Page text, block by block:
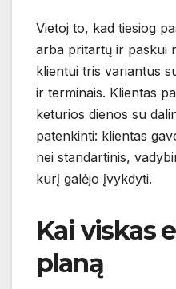
Vietoj to, kad tiesiog
arba pritartų ir paskui
klientui tris variantus
ir terminais. Klientas
keturios dienos su
patenkinti: klientas
nei standartinis,
kurį galėjo įvykdyti.
Kai viskas
planą